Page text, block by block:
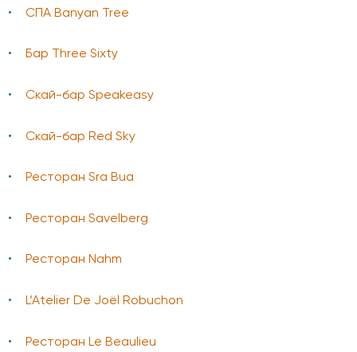
СПА Banyan Tree
Бар Three Sixty
Скай-бар Speakeasy
Скай-бар Red Sky
Ресторан Sra Bua
Ресторан Savelberg
Ресторан Nahm
L’Atelier De Joёl Robuchon
Ресторан Le Beaulieu